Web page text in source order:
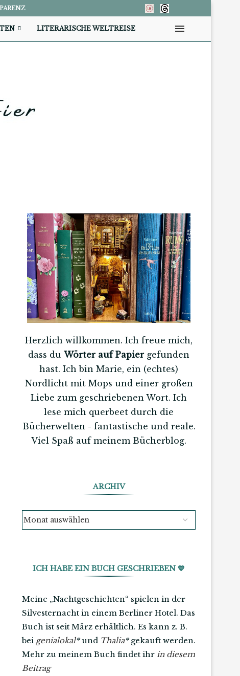
LITERARISCHE WELTREISE
Herzlich willkommen. Ich freue mich,
dass du Wörter auf Papiergefunden
hast. Ich bin Marie, ein (echtes)
Nordlicht mit Mops und einer großen
Liebe zum geschriebenen Wort. Ich
lese mich querbeet durch die
Bücherwelten - fantastische und reale.
Viel Spaß auf meinem Bücherblog.
ARCHIV
ICH HABE EIN BUCH GESCHRIEBEN 💙
Meine „Nachtgeschichten“ spielen in der
Silvesternacht in einem Berliner Hotel. Das
Buch ist seit März erhältlich. Es kann z. B.
bei genialokal*und Thalia*gekauft werden.
Mehr zu meinem Buch findet ihr in diesem
Beitrag